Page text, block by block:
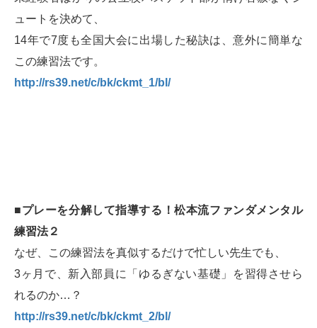
ュートを決めて、
14年で7度も全国大会に出場した秘訣は、意外に簡単な
この練習法です。
http://rs39.net/c/bk/ckmt_1/bl/
■プレーを分解して指導する！松本流ファンダメンタル
練習法２
なぜ、この練習法を真似するだけで忙しい先生でも、
3ヶ月で、新入部員に「ゆるぎない基礎」を習得させら
れるのか…？
http://rs39.net/c/bk/ckmt_2/bl/